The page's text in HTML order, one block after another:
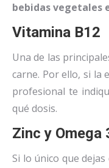
bebidas vegetales
Vitamina B12
Una de las
carne. Por ello, si la
profesional te
qué dosis.
Zinc y Omega
Si lo único que